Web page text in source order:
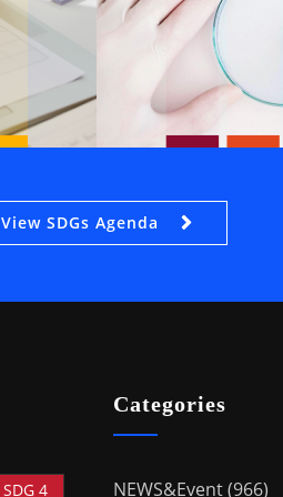
View SDGs Agenda
SDG 4
Categories
NEWS&Event (966)